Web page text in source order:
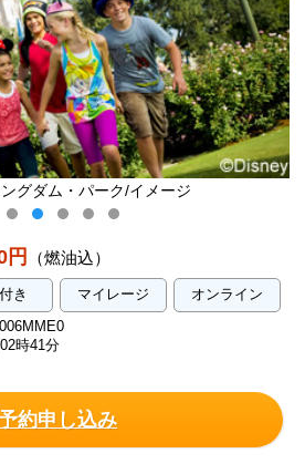
グダム・パーク/イメージ
円 （燃油込）
き マイレージ
オンライン
時41分
約申し込み